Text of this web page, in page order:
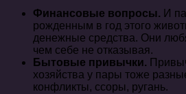
Финансовые вопросы. И
рожденным в год этого
денежные средства. Они
чем себе не отказывая.
Бытовые привычки.
хозяйства у пары тоже
конфликты, ссоры, ругань.